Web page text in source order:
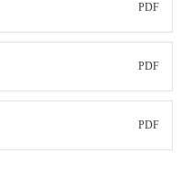
PDF
PDF
PDF